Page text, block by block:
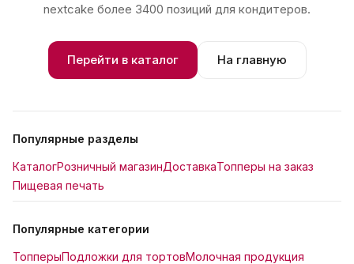
nextcake более 3400 позиций для кондитеров.
Перейти в каталог На главную
Популярные разделы
КаталогРозничный магазинДоставкаТопперы на заказ
Пищевая печать
Популярные категории
ТопперыПодложки для тортовМолочная продукция